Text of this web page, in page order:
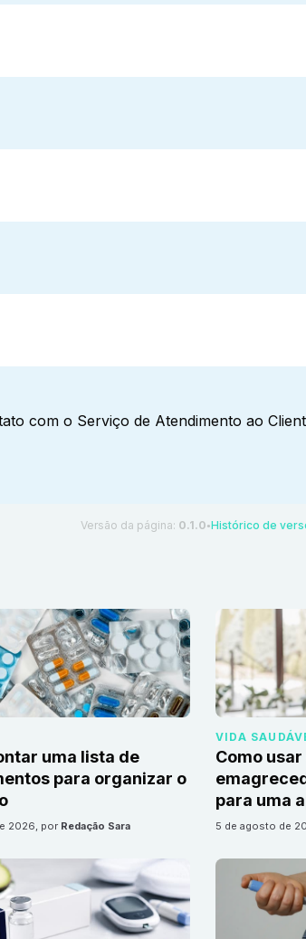
com o Serviço de Atendimento ao
Versão da página: 0.1.0 ●Histórico de
uma lista de
para organizar o
2026, por Redação Sara
VIDA
Como
para uma
5 de agosto de